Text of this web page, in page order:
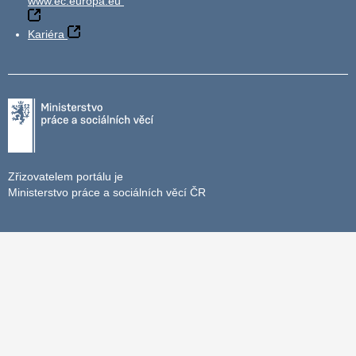
Kariéra
Zřizovatelem portálu je
Ministerstvo práce a sociálních věcí ČR